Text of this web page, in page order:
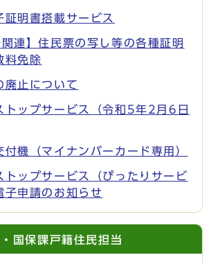
証明書搭載サービス
関連】住民票の写し等の各種証明
料免除
廃止について
トップサービス（令和5年2月6日
付機（マイナンバーカード専用）
トップサービス（ぴったりサービ
子申請のお知らせ
国保課戸籍住民担当